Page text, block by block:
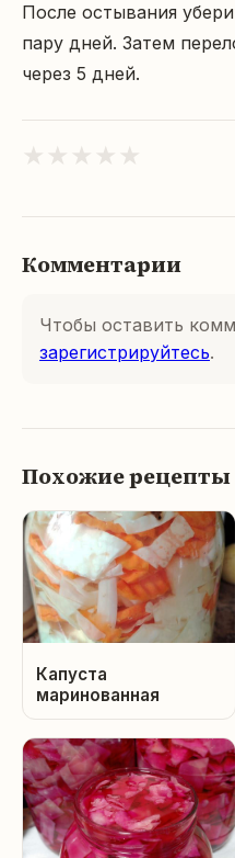
После остывания
пару дней. Затем
через 5 дней.
★ ★ ★ ★ ★
Комментарии
Чтобы оставить
зарегистрируйтесь.
Похожие рецепты
Капуста
маринованная